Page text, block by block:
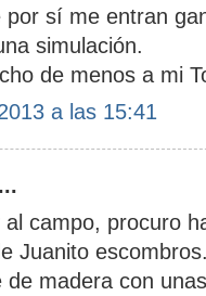
por sí me entran
simulación.
de menos a mi
a las 15:41
al campo, procuro
Juanito
de madera con